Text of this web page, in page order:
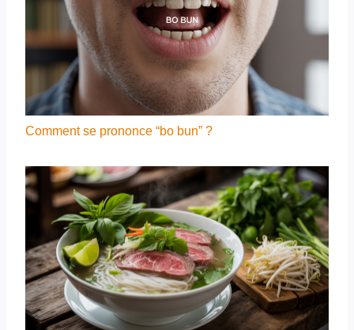
Comment se prononce “bo bun” ?